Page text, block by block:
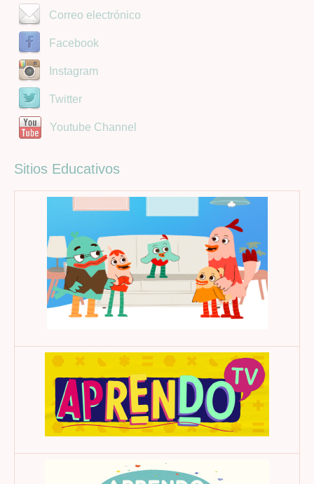
Correo electrónico
Facebook
Instagram
Twitter
Youtube Channel
Sitios Educativos